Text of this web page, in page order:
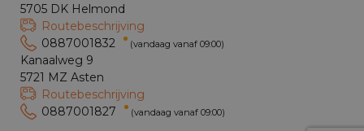
5705 DK Helmond
Routebeschrijving
0887001832
(vandaag vanaf 09:00)
Kanaalweg 9
5721 MZ Asten
Routebeschrijving
0887001827
(vandaag vanaf 09:00)